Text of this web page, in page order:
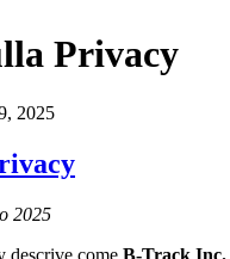
Privacy
2025
2025
descrive come B-Track Inc.